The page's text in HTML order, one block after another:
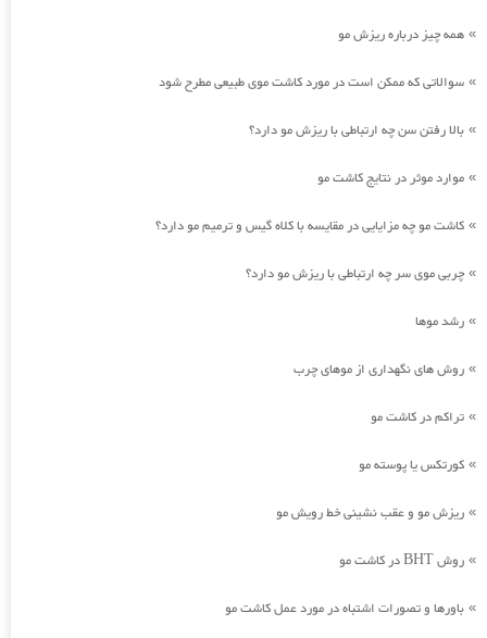
» همه چیز درباره ریزش مو
» سوالاتی که ممکن است در مورد کاشت موی طبیعی مطرح شود
» بالا رفتن سن چه ارتباطی با ریزش مو دارد؟
» موارد موثر در نتایج کاشت مو
» کاشت مو چه مزایایی در مقایسه با کلاه گیس و ترمیم مو دارد؟
» چربی موی سر چه ارتباطی با ریزش مو دارد؟
» رشد موها
» روش های نگهداری از موهای چرب
» تراکم در کاشت مو
» کورتکس یا پوسته مو
» ریزش مو و عقب نشینی خط رویش مو
» روش BHT در کاشت مو
» باورها و تصورات اشتباه در مورد عمل کاشت مو